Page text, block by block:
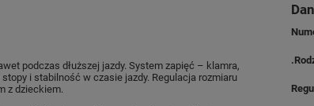
podczas dłuższej jazdy. System zapięć – klamra,
i stabilność w czasie jazdy. Regulacja rozmiaru
z dzieckiem.